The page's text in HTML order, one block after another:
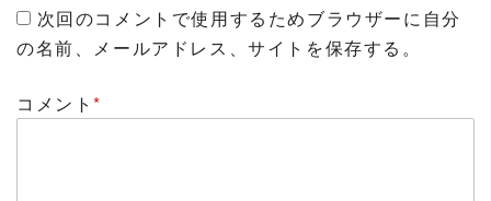
次回のコメントで使用するためブラウザーに自分
の名前、メールアドレス、サイトを保存する。
コメント*